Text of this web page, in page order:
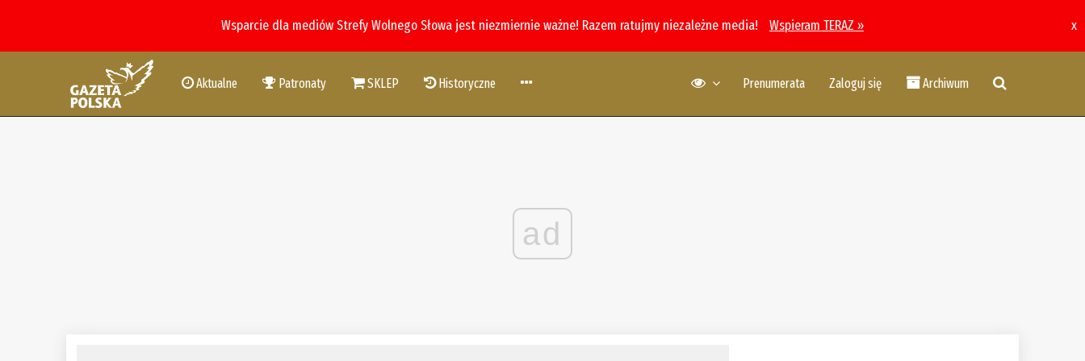
Wsparcie dla mediów Strefy Wolnego Słowa jest niezmiernie ważne! Razem ratujmy niezależne media! Wspieram TERAZ » x
Aktualne Patronaty SKLEP Historyczne Prenumerata Zaloguj się Archiwum
ad